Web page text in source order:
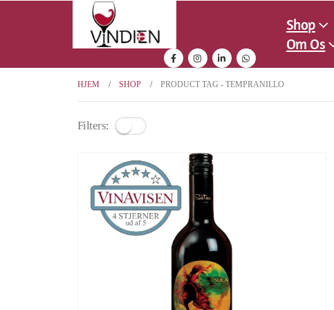
Shop
Om Os
HJEM SHOP PRODUCT TAG - TEMPRANILLO
Filters: